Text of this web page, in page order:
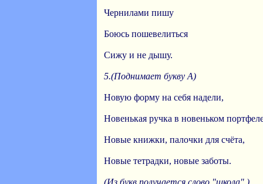
Чернилами пишу
Боюсь пошевелиться
Сижу и не дышу.
5.(Поднимает букву А)
Новую форму на себя надели,
Новенькая ручка в новеньком
Новые книжки, палочки для счёта,
Новые тетрадки, новые заботы.
(Из букв получается слово "школа".)